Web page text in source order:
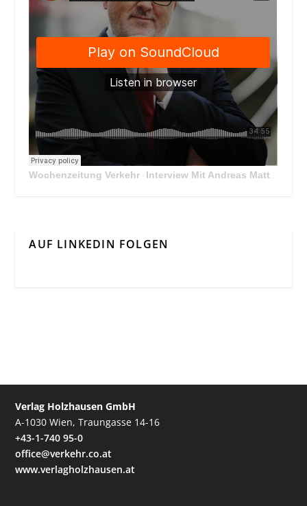
Wochenzeitung Verkehr · Interview Mit Andreas Matthä, CEO der ÖBB Holding
AUF LINKEDIN FOLGEN
Verlag Holzhausen GmbH
A-1030 Wien, Traungasse 14-16
+43-1-740 95-0
office@verkehr.co.at
www.verlagholzhausen.at